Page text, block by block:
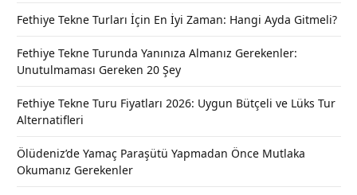
Fethiye Tekne Turları İçin En İyi Zaman: Hangi Ayda Gitmeli?
Fethiye Tekne Turunda Yanınıza Almanız Gerekenler:
Unutulmaması Gereken 20 Şey
Fethiye Tekne Turu Fiyatları 2026: Uygun Bütçeli ve Lüks Tur
Alternatifleri
Ölüdeniz’de Yamaç Paraşütü Yapmadan Önce Mutlaka
Okumanız Gerekenler